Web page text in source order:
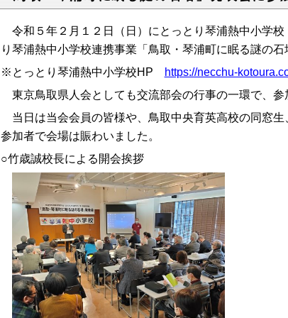
令和５年２月１２日（日）にとっとり琴浦熱中小学
り琴浦熱中小学校連携事業「鳥取・琴浦町に眠る謎の石
※とっとり琴浦熱中小学校HP
https://necchu-
東京鳥取県人会としても交流部会の行事の一環で、参
当日は当会会員の皆様や、鳥取中央育英高校の同窓
参加者で会場は賑わいました。
○竹歳誠校長による開会挨拶